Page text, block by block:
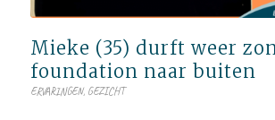
Mieke (35) durft weer
foundation naar buiten
ERVARINGEN, GEZICHT